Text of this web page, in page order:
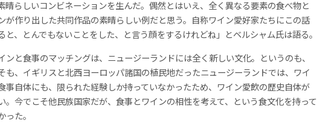
晴らしいコンビネーションを生んだ。偶然とはいえ、全く異なる要素の食べ物と
が作り出した共同作品の素晴らしい例だと思う。自称ワイン愛好家たちにこの話
と、とんでもないことをした、と言う顔をするけれどね」とベルシャム氏は語る。
インと食事のマッチングは、ニュージーランドには全く新しい文化。というのも、
も、イギリスと北西ヨーロッパ諸国の植民地だったニュージーランドでは、ワイ
事自体にも、限られた経験しか持っていなかったため、ワイン愛飲の歴史自体が
。今でこそ他民族国家だが、食事とワインの相性を考えて、という食文化を持って
った。